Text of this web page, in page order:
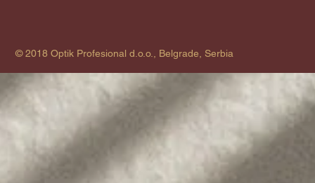
© 2018 Optik Profesional d.o.o., Belgrade, Serbia